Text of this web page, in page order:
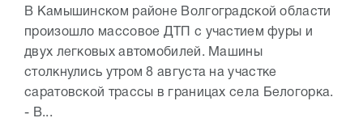
В Камышинском районе Волгоградской области
произошло массовое ДТП с участием фуры и
двух легковых автомобилей. Машины
столкнулись утром 8 августа на участке
саратовской трассы в границах села Белогорка.
- В...